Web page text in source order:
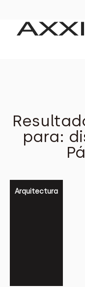
para:
Arquitectura